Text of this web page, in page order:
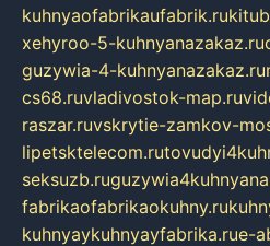
kuhnyaofabrikaufabrik.ru
xehyroo-5-kuhnyanazakaz.ru
guzywia-4-kuhnyanazakaz.ru
cs68.ruvladivostok-map.ru
raszar.ruvskrytie-zamkov-
lipetsktelecom.ru
seksuzb.ru
fabrikaofabrikaokuhny.ru
kuhnyaykuhnyayfabrika.rue-